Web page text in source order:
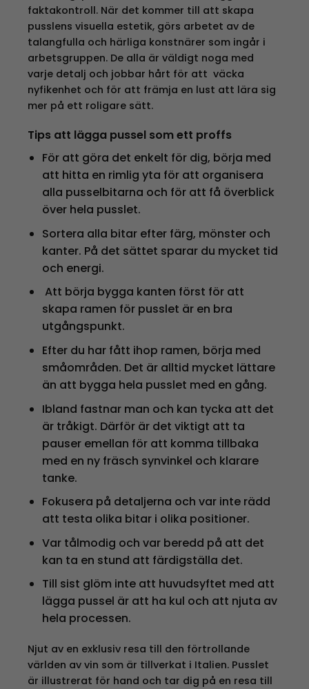
faktakontroll. När det kommer till att skapa
pusslens visuella estetik, görs arbetet av de
talangfulla och härliga konstnärer som ingår i
arbetsgruppen. De alla är väldigt noga med
varje detalj och jobbar hårt för att väcka
nyfikenhet och för att främja en lust att lära sig
mer på ett roligare sätt.
Tips att lägga pussel som ett proffs
För att göra det enkelt för dig, börja med
att hitta en rimlig yta för att organisera
alla pusselbitarna och för att få överblick
över hela pusslet.
Sortera alla bitar efter färg, mönster och
kanter. På det sättet sparar du mycket tid
och energi.
Att börja bygga kanten först för att
skapa ramen för pusslet är en bra
utgångspunkt.
Efter du har fått ihop ramen, börja med
småområden. Det är alltid mycket lättare
än att bygga hela pusslet med en gång.
Ibland fastnar man och kan tycka att det
är tråkigt. Därför är det viktigt att ta
pauser emellan för att komma tillbaka
med en ny fräsch synvinkel och klarare
tanke.
Fokusera på detaljerna och var inte rädd
att testa olika bitar i olika positioner.
Var tålmodig och var beredd på att det
kan ta en stund att färdigställa det.
Till sist glöm inte att huvudsyftet med att
lägga pussel är att ha kul och att njuta av
hela processen.
Njut av en exklusiv resa till den förtrollande
världen av vin som är tillverkat i Italien. Pusslet
är illustrerat för hand och tar dig på en resa till